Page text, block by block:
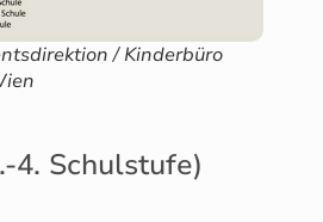
/ Kinderbüro
4. Schulstufe)